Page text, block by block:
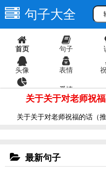
句子大全
首页 句子
头像 表情
爱情
关于关于对老师祝
关于关于对老师祝福的话（
最新句子